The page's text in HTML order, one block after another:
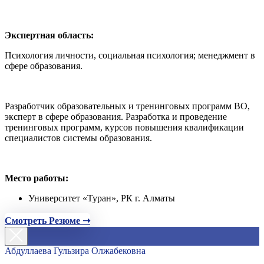
Экспертная область:
Психология личности, социальная психология; менеджмент в
сфере образования.
Разработчик образовательных и тренинговых программ ВО,
эксперт в сфере образования. Разработка и проведение
тренинговых программ, курсов повышения квалификации
специалистов системы образования.
Место работы:
Университет «Туран», РК г. Алматы
Смотреть Резюме ➝
Абдуллаева Гульзира Олжабековна